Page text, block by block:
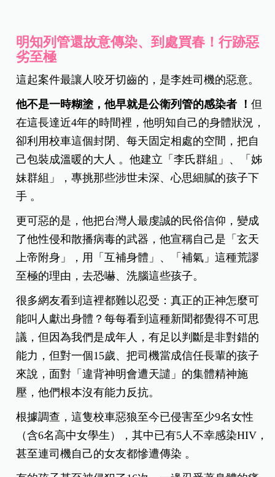
明知列管還故意傳染、到處買春！行跡惡
劣至極
這起案件最讓人咬牙切齒的，是李姓司機的惡意。
他不是一時糊塗，他早就是公衛列管的感染者 ！但
在這長達近4年的時間裡，他明知自己的身體狀況，
卻利用校車這個封閉、每天固定相處的空間，把自
己包裝成溫暖的大人 。他建立「李氏群組」、「姊
妹群組」，專挑那些涉世未深、心思細膩的孩子下
手 。
更可惡的是，他把台灣人最虔誠的民俗信仰，變成
了他性侵和散播病毒的武器，他宣稱自己是「玄天
上帝附身」，用「互補身體」、「補氣」這種荒謬
至極的理由，去恐嚇、洗腦這些孩子。
很多網友看到這裡都難以忍受：真正的正神怎麼可
能叫人獻出身體？每每看到這種新聞都覺得不可思
議，但因為我們是成年人，有足以判斷是非對錯的
能力 ，但對一個15歲、把司機當成信任長輩的孩子
來說，面對「違背神明會遭天譴」的集體精神施
壓，他們根本沒有能力反抗。
根據調查，這隻校車惡狼至今已侵害至少9名女性
（含6名高中女學生），其中已有5人不幸感染HIV，
甚至連司機自己的女友都慘遭傳染 。